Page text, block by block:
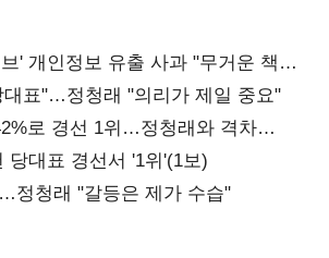
' 개인정보 유출 사과 "무거운 책임
대표"…정청래 "의리가 제일 중요"
로 경선 1위…정청래와 격차
당대표 경선서 '1위'(1보)
정청래 "갈등은 제가 수습"